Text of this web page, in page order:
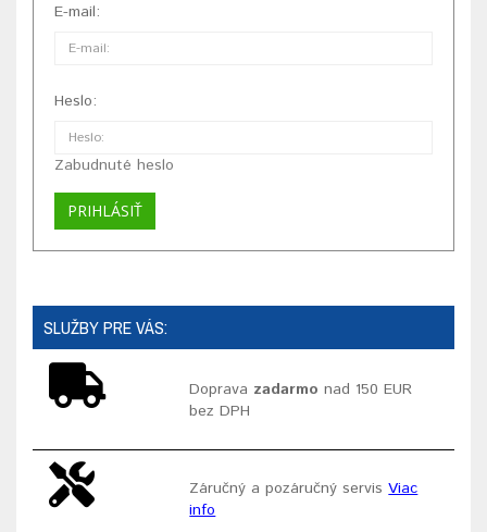
E-mail:
Heslo:
Zabudnuté heslo
SLUŽBY PRE VÁS:
Doprava zadarmo nad 150 EUR
bez DPH
Záručný a pozáručný servisViac
info